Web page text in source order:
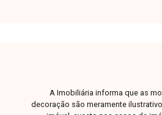
A Imobiliária informa que as
decoração são meramente